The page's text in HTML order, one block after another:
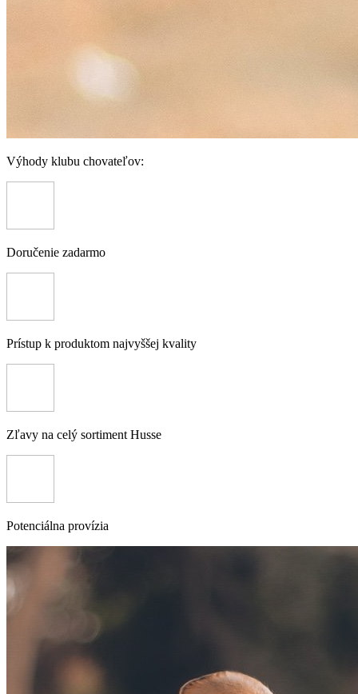
Výhody klubu chovateľov:
Doručenie zadarmo
Prístup k produktom najvyššej kvality
Zľavy na celý sortiment Husse
Potenciálna provízia